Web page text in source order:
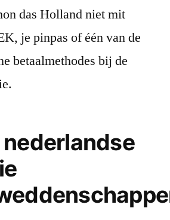
das Holland niet mit
je pinpas of één van de
betaalmethodes bij de